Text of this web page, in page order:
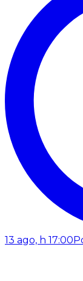
13 ago, h 17:00